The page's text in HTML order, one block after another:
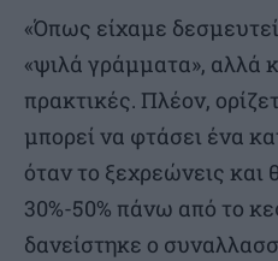
«Όπως είχαμε
«ψιλά γράμματα», αλλά
πρακτικές. Πλέον,
μπορεί να φτάσει ένα
όταν το ξεχρεώνεις και
30%-50% πάνω από το
δανείστηκε ο